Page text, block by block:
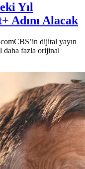
Yıl
Adını Alacak
dijital yayın
daha fazla orijinal